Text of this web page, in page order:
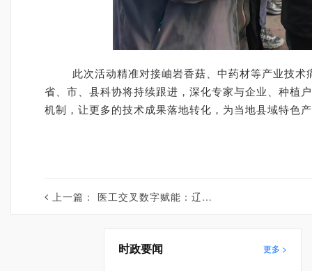
此次活动精准对接岫岩香菇、中药材等产业技术
省、市、县科协将持续跟进，深化专家与企业、种植
机制，让更多的技术成果落地转化，为当地县域特色
上一篇： 医工交叉数字赋能：辽宁省细胞生物学学会成立数字医学专业委员会
时政要闻 更多 >